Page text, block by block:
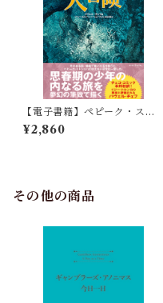
【電子書籍】ペピーク・スト
ジェハの大冒険
¥2,860
その他の商品